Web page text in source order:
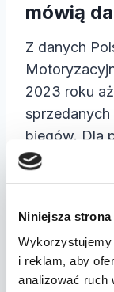
Niniejsza
i reklam, aby
analizować ruch
mówią
Z danych
2023 roku aż
biegów. Dla
liczba
młodszych
wygodę i